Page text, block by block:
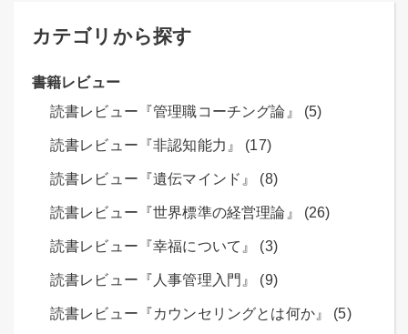
カテゴリから探す
書籍レビュー
読書レビュー『管理職コーチング論』 (5)
読書レビュー『非認知能力』 (17)
読書レビュー『遺伝マインド』 (8)
読書レビュー『世界標準の経営理論』 (26)
読書レビュー『幸福について』 (3)
読書レビュー『人事管理入門』 (9)
読書レビュー『カウンセリングとは何か』 (5)